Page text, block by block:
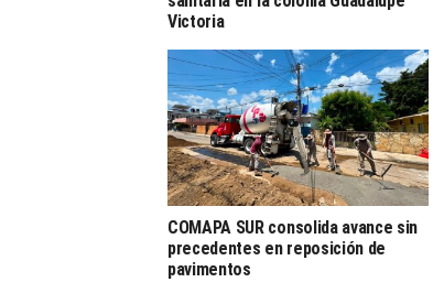
Victoria
COMAPA SUR consolida avance sin
precedentes en reposición de
pavimentos